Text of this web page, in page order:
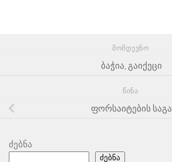
ᲛᲝᲛᲓᲔᲕᲜᲝ
ბაჭია, გაიქეცი
ᲬᲘᲜᲐ
ფორსაიტების საგა
ძებნა
ძებნა